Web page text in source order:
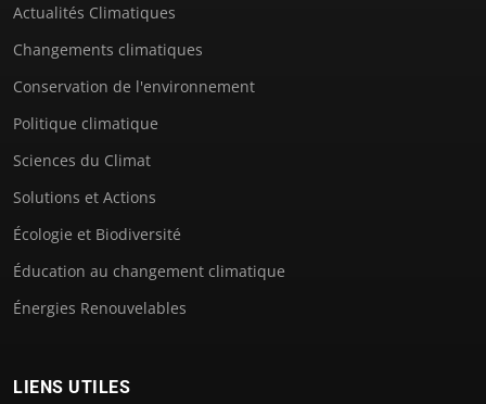
Actualités Climatiques
Changements climatiques
Conservation de l'environnement
Politique climatique
Sciences du Climat
Solutions et Actions
Écologie et Biodiversité
Éducation au changement climatique
Énergies Renouvelables
LIENS UTILES